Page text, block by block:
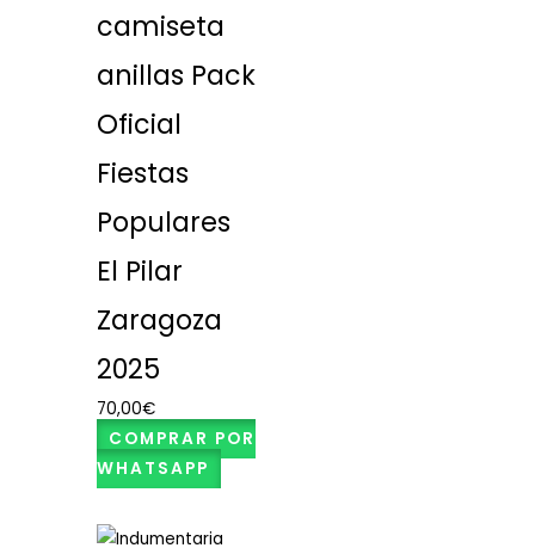
camiseta
anillas Pack
Oficial
Fiestas
Populares
El Pilar
Zaragoza
2025
70,00€
COMPRAR POR
WHATSAPP